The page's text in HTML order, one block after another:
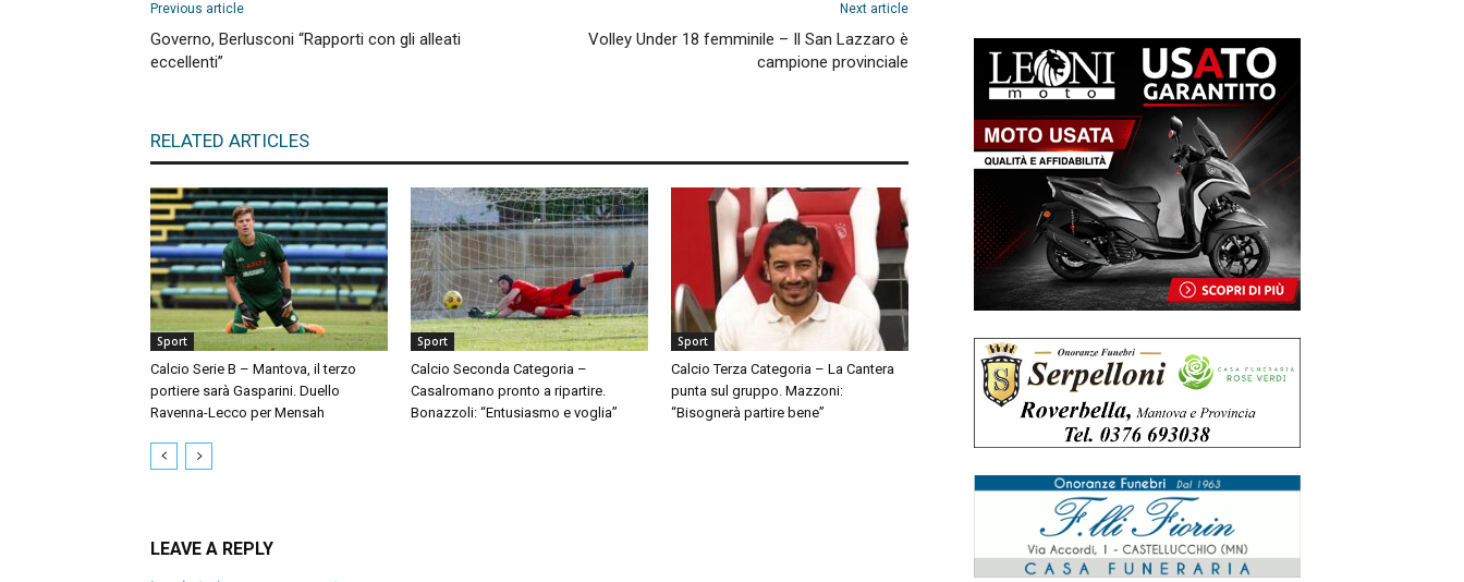
Previous article
Governo, Berlusconi “Rapporti con gli alleati
eccellenti”
Next article
Volley Under 18 femminile – Il San Lazzaro è
campione provinciale
RELATED ARTICLES
Sport
Calcio Serie B – Mantova, il terzo
portiere sarà Gasparini. Duello
Ravenna-Lecco per Mensah
Sport
Calcio Seconda Categoria –
Casalromano pronto a ripartire.
Bonazzoli: “Entusiasmo e voglia”
Sport
Calcio Terza Categoria – La Cantera
punta sul gruppo. Mazzoni:
“Bisognerà partire bene”
LEAVE A REPLY